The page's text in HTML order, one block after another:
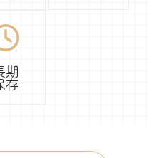
期
存